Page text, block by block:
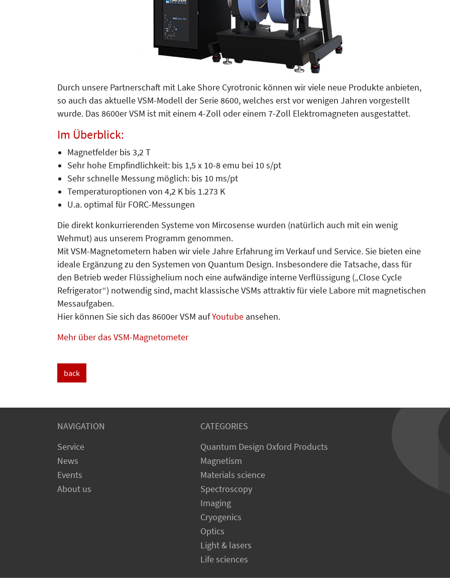
Durch unsere Partnerschaft mit Lake Shore Cyrotronic können wir viele neue Produkte anbieten,
so auch das aktuelle VSM-Modell der Serie 8600, welches erst vor wenigen Jahren vorgestellt
wurde. Das 8600er VSM ist mit einem 4-Zoll oder einem 7-Zoll Elektromagneten ausgestattet.
Im Überblick:
Magnetfelder bis 3,2 T
Sehr hohe Empfindlichkeit: bis 1,5 x 10-8 emu bei 10 s/pt
Sehr schnelle Messung möglich: bis 10 ms/pt
Temperaturoptionen von 4,2 K bis 1.273 K
U.a. optimal für FORC-Messungen
Die direkt konkurrierenden Systeme von Mircosense wurden (natürlich auch mit ein wenig
Wehmut) aus unserem Programm genommen.
Mit VSM-Magnetometern haben wir viele Jahre Erfahrung im Verkauf und Service. Sie bieten eine
ideale Ergänzung zu den Systemen von Quantum Design. Insbesondere die Tatsache, dass für
den Betrieb weder Flüssighelium noch eine aufwändige interne Verflüssigung („Close Cycle
Refrigerator“) notwendig sind, macht klassische VSMs attraktiv für viele Labore mit magnetischen
Messaufgaben.
Hier können Sie sich das 8600er VSM aufYoutube ansehen.
Mehr über das VSM-Magnetometer
back
NAVIGATION
Service
News
Events
About us
CATEGORIES
Quantum Design Oxford Products
Magnetism
Materials science
Spectroscopy
Imaging
Cryogenics
Optics
Light & lasers
Life sciences